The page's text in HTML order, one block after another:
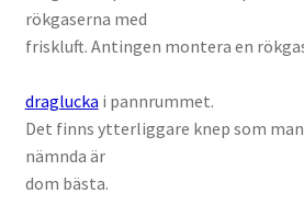
rökgaserna med
friskluft. Antingen montera en
draglucka i pannrummet.
Det finns ytterliggare knep som
nämnda är
dom bästa.